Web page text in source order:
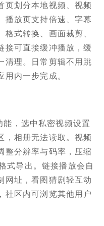
页划分本地视频、视频
播放页支持倍速、字幕
式转换、画面裁剪、
接可直接缓冲播放，缓
清理。日常剪辑不用跳
内一步完成。
，选中私密视频设置
，相册无法读取。视频
整分辨率与码率，压缩
式导出。链接播放会自
网址，看图猜剧轻互动
社区内可浏览其他用户